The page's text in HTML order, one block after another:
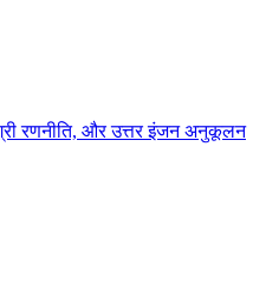
रणनीति, और उत्तर इंजन अनुकूलन